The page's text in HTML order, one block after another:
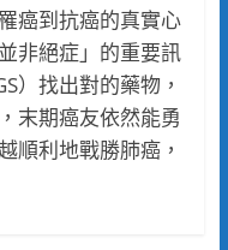
癌到抗癌的真實心
非絕症」的重要訊
）找出對的藥物，
末期癌友依然能勇
順利地戰勝肺癌，